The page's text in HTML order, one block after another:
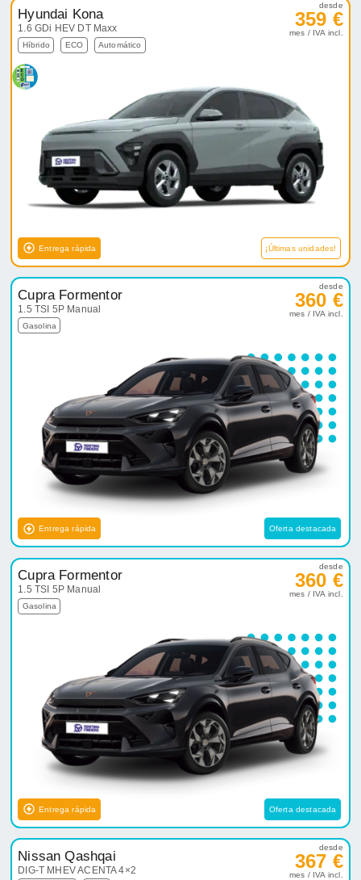
Hyundai Kona
1.6 GDi HEV DT Maxx
Híbrido ECO Automático
desde
359 €
mes / IVA incl.
Entrega rápida ¡Últimas unidades!
Cupra Formentor
1.5 TSI 5P Manual
Gasolina
desde
360 €
mes / IVA incl.
Entrega rápida Oferta destacada
Cupra Formentor
1.5 TSI 5P Manual
Gasolina
desde
360 €
mes / IVA incl.
Entrega rápida Oferta destacada
Nissan Qashqai
DIG-T MHEV ACENTA 4×2
desde
367 €
mes / IVA incl.